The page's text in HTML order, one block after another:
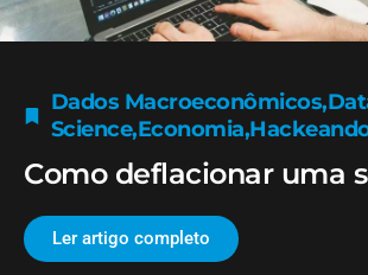
Dados Macroeconômicos,
Science,Economia,
Como deflacionar uma
Ler artigo completo